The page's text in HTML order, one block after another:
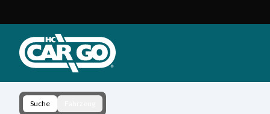
Download
Kontakt
Suche